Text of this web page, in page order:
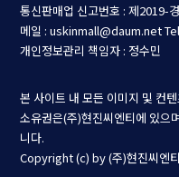
통신판매업 신고번호 : 제2019-
메일 : uskinmall@daum.net
개인정보관리 책임자 : 정수민
본 사이트 내 모든 이미지 및 컨
소유권은(주)현진씨엔티에 있으
니다.
Copyright (c) by (주)현진씨엔